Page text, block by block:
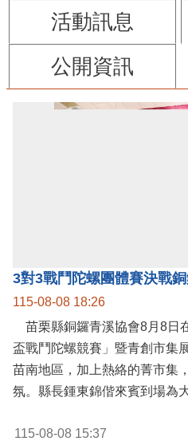
活動訊息
公開資訊
115-08-08 18:26
苗栗縣銅鑼青溪協會8月8日
盃戰鬥陀螺競賽」暨青創市集
苗南地區，加上熱絡的菁市集
115-08-08 15:37